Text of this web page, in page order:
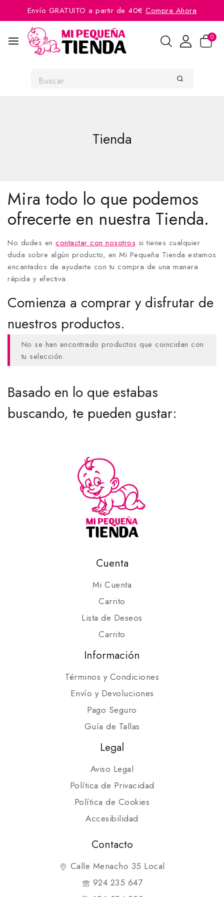
Envío GRATUITO a partir de 40€Compra Ahora
0
Tienda
Mira todo lo que podemos
ofrecerte en nuestra Tienda.
No dudes en contactar con nosotros si tienes cualquier
duda sobre algún producto, en Mi Pequeña Tienda estamos
encantados de ayudarte con tu compra de una manera
rápida y efectiva.
Comienza a comprar y disfrutar de
nuestros productos.
No se han encontrado productos que coincidan con
tu selección.
Basado en lo que estabas
buscando, te pueden gustar:
Cuenta
Mi Cuenta
Carrito
Lista de Deseos
Carrito
Información
Términos y Condiciones
Envío y Devoluciones
Pago Seguro
Guía de Tallas
Legal
Aviso Legal
Política de Privacidad
Política de Cookies
Accesibilidad
Contacto
Calle Menacho 35 Local
924 235 647